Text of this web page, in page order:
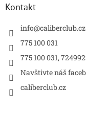
Kontakt
info@caliberclub.cz
775 100 031
775 100 031,
Navštivte náš
caliberclub.cz